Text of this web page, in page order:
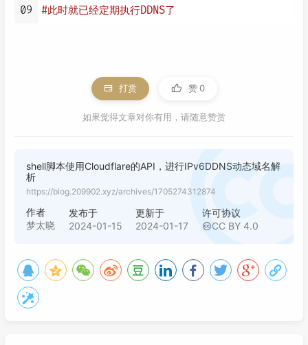
33
43
44
45
46
47
49
50
51
52
echo "上次的IPv6公网： "
"IPv6和上次相同，不提交"
#如果需要每次都强制提交，那么取消下面这行
else
echo "IPv6和上次不同，需要提交"
09
#此时就已经定期执行DDNS了
打赏 赞 0
如果觉得文章对你有用，请随意赞赏
shell脚本使用Cloudflare的API，进行IPv6DDNS动态域名解
析
https://blog.209902.xyz/archives/1705274312874
作者
梦太晓
发布于
2024-01-15
更新于
2024-01-17
许可协议
CC BY 4.0